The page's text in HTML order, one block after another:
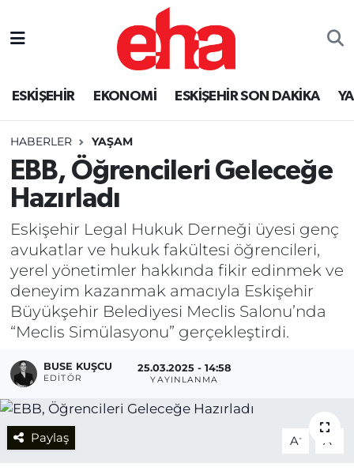
ESKİŞEHİR EKONOMİ ESKİŞEHİR SON DAKİKA
HABERLER YAŞAM
EBB, Öğrencileri Geleceğe
Hazırladı
Eskişehir Legal Hukuk Derneği üyesi genç
avukatlar ve hukuk fakültesi öğrencileri,
yerel yönetimler hakkında fikir edinmek ve
deneyim kazanmak amacıyla Eskişehir
Büyükşehir Belediyesi Meclis Salonu’nda
“Meclis Simülasyonu” gerçekleştirdi.
BUSE KUŞCU
EDITÖR
25.03.2025 - 14:58
YAYINLANMA
Paylaş A- A +